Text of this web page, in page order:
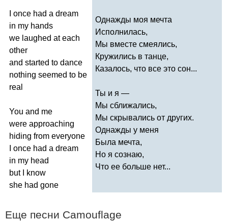
once had a dream
in my hands
we laughed at each
other
and started to dance
nothing seemed to be
real
You and me
were approaching
hiding from everyone
once had a dream
in my head
but
know
she had gone
Однажды моя мечта
Исполнилась,
Мы вместе смеялись,
Кружились в танце,
Казалось, что все это сон...
Ты и я —
Мы сближались,
Мы скрывались от других.
Однажды у меня
Была мечта,
Но я сознаю,
Что ее больше нет...
Еще песни Camouflage